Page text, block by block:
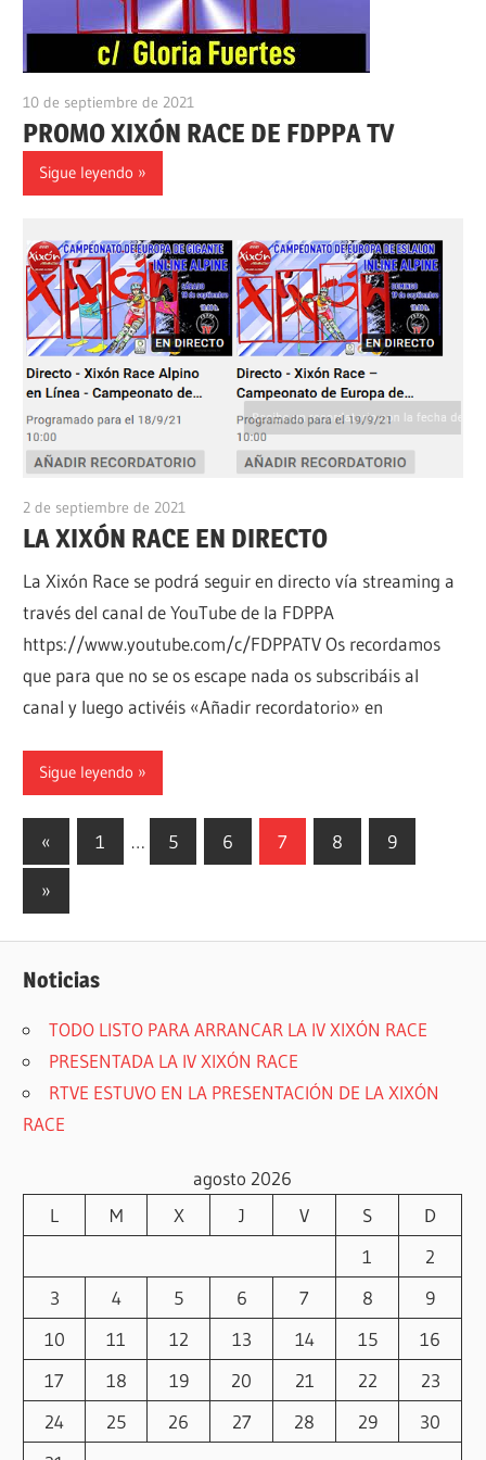
10 de septiembre de 2021
PROMO XIXÓN RACE DE FDPPA TV
Sigue leyendo
2 de septiembre de 2021
LA XIXÓN RACE EN DIRECTO
La Xixón Race se podrá seguir en directo vía streaming a
través del canal de YouTube de la FDPPA
https://www.youtube.com/c/FDPPATV Os recordamos
que para que no se os escape nada os subscribáis al
canal y luego activéis «Añadir recordatorio» en
Sigue leyendo
Paginación
de
entradas
« Entradas
anteriores
1 … 5 6 7 8 9
Siguientes
entradas
»
Noticias
TODO LISTO PARA ARRANCAR LA IV XIXÓN RACE
PRESENTADA LA IV XIXÓN RACE
RTVE ESTUVO EN LA PRESENTACIÓN DE LA XIXÓN
RACE
agosto 2026
L
M X J V S
D
1
2
3
4 5 6 7 8
9
10
11 12 13 14 15
16
17
18 19 20 21 22
23
24
25 26 27 28 29
30